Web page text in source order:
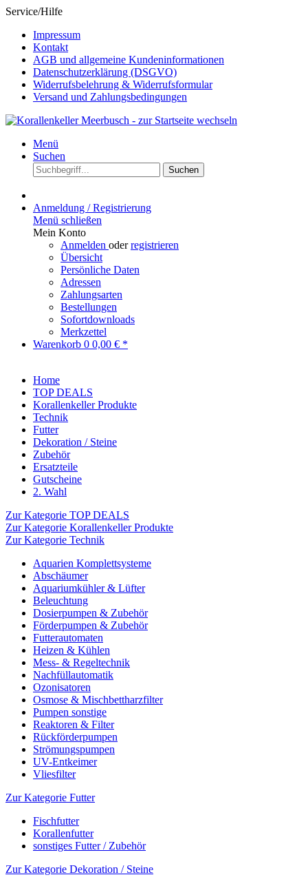
Service/Hilfe
Impressum
Kontakt
AGB und allgemeine Kundeninformationen
Datenschutzerklärung (DSGVO)
Widerrufsbelehrung & Widerrufsformular
Versand und Zahlungsbedingungen
Menü
Suchen
Suchen
Anmeldung / Registrierung
Menü schließen
Mein Konto
Anmelden oderregistrieren
Übersicht
Persönliche Daten
Adressen
Zahlungsarten
Bestellungen
Sofortdownloads
Merkzettel
Warenkorb 0 0,00 € *
Home
TOP DEALS
Korallenkeller Produkte
Technik
Futter
Dekoration / Steine
Zubehör
Ersatzteile
Gutscheine
2. Wahl
Zur Kategorie TOP DEALS
Zur Kategorie Korallenkeller Produkte
Zur Kategorie Technik
Aquarien Komplettsysteme
Abschäumer
Aquariumkühler & Lüfter
Beleuchtung
Dosierpumpen & Zubehör
Förderpumpen & Zubehör
Futterautomaten
Heizen & Kühlen
Mess- & Regeltechnik
Nachfüllautomatik
Ozonisatoren
Osmose & Mischbettharzfilter
Pumpen sonstige
Reaktoren & Filter
Rückförderpumpen
Strömungspumpen
UV-Entkeimer
Vliesfilter
Zur Kategorie Futter
Fischfutter
Korallenfutter
sonstiges Futter / Zubehör
Zur Kategorie Dekoration / Steine